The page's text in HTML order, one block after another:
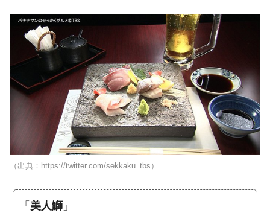
（出典：https://twitter.com/sekkaku_tbs）
「 美人鰤 」